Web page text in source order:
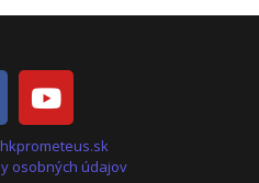
osobných údajov